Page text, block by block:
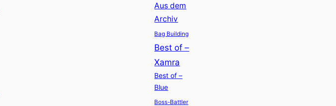
Aus dem
Archiv
Bag Building
Best of –
Xamra
Best of –
Blue
Boss-Battler